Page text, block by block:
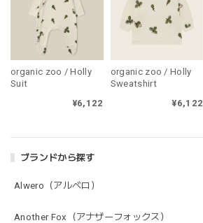
ブランドから探す
Alwero（アルベロ）
Another Fox（アナザーフォックス）
organic zoo / Holly
Suit
¥6,122
organic zoo / Holly
Sweatshirt
¥6,122